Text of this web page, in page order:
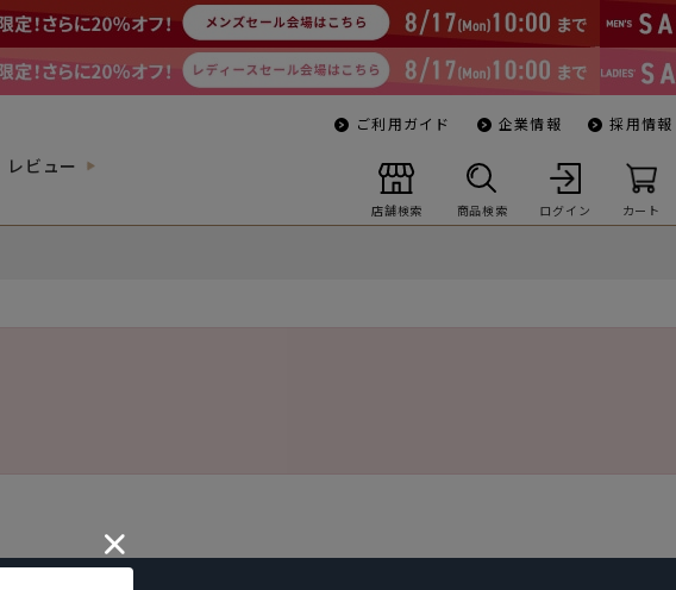
レビュー
ご利用ガイド 企業情報 採用情報
店舗検索 商品検索 ログイン カート